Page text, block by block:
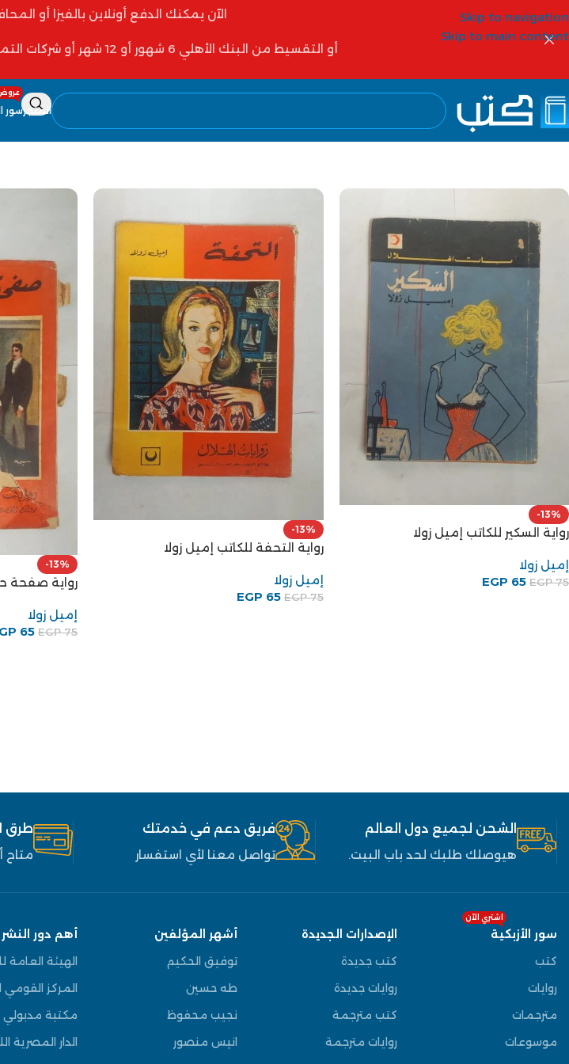
Skip to navigation
Skip to main content
الآن يمكنك الدفع أونلاين بالفيزا أو
أو التقسيط من البنك الأهلي 6 شهور أو 12 شهر أو شركات التمويل مثل فاليو وامان وسهولة
المتجرسور
-13%
رواية السكير للكاتب إميل زولا
إميل زولا
EGP75
EGP 65
-13%
رواية التحفة للكاتب إميل زولا
إميل زولا
EGP75
EGP 65
-13%
رواية صفحة
إميل زولا
EGP75
65
الشحن لجميع دول العالم
هيوصلك طلبك لحد باب البيت.
فريق دعم في خدمتك
تواصل معنا لأي استفسار
طرق
متاح
سور الأزبكية
اشتري الآن
كتب
روايات
مترجمات
موسوعات
الإصدارات الجديدة
كتب جديدة
روايات جديدة
كتب مترجمة
روايات مترجمة
أشهر المؤلفين
توفيق الحكيم
طه حسين
نجيب محفوظ
انيس منصور
أهم دور النشر
الهيئة العامة
المركز القومي
مكتبة مدبولي
الدار المصرية